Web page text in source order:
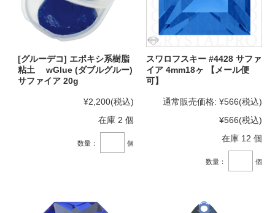
[グルーデコ] エポキシ系樹脂
粘土 wGlue (ダブルグルー)
サファイア 20g
¥2,200(税込)
在庫 2 個
数量： 個
スワロフスキー #4428 サファ
イア 4mm18ヶ 【メール便
可】
通常販売価格: ¥566(税込)
¥566(税込)
在庫 12 個
数量： 個